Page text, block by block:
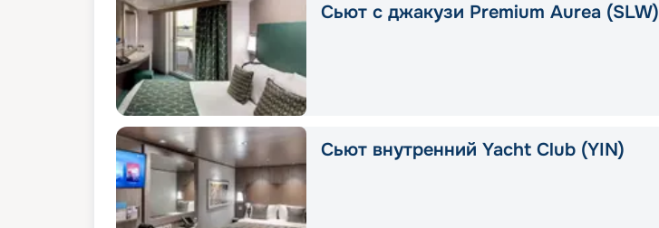
Сьют с джакузи Premium Aurea (SLW)
Сьют внутренний Yacht Club (YIN)